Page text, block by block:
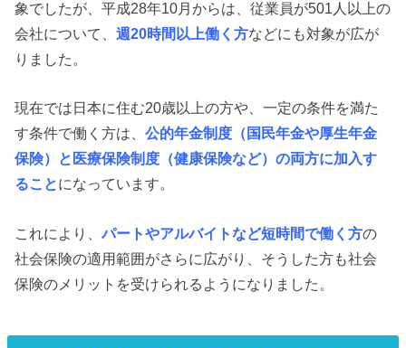
象でしたが、平成28年10月からは、従業員が501人以上の
会社について、週20時間以上働く方などにも対象が広が
りました。
現在では日本に住む20歳以上の方や、一定の条件を満た
す条件で働く方は、公的年金制度（ 国民年金や厚生年金
保険）と医療保険制度（健康保険など）の両方に加入す
ることになっています。
これにより、パートやアルバイトなど短時間で働く方の
社会保険の適用範囲がさらに広がり、そうした方も社会
保険のメリットを受けられるようになりました。